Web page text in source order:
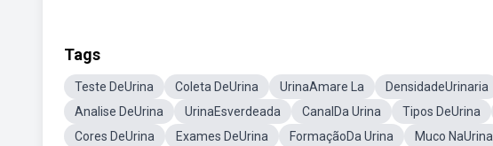
Tags
Teste DeUrina Coleta DeUrina UrinaAmare La DensidadeUrinaria
Analise DeUrina
UrinaEsverdeada CanalDa Urina Tipos DeUrina
Cores DeUrina
Exames DeUrina FormaçãoDa Urina Muco NaUrina